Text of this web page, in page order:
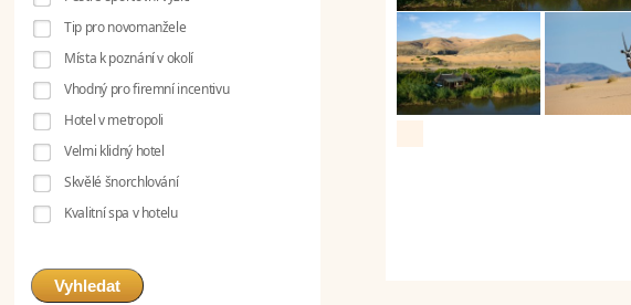
Tip pro novomanžele
Místa k poznání v okolí
Vhodný pro firemní incentivu
Hotel v metropoli
Velmi klidný hotel
Skvělé šnorchlování
Kvalitní spa v hotelu
Vyhledat